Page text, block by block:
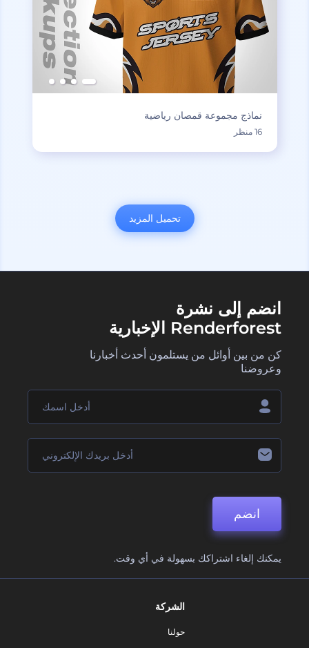
نماذج مجموعة قمصان رياضية
16 منظر
تحميل المزيد
انضم إلى نشرة
Renderforest الإخبارية
كن من بين أوائل من يستلمون أحدث أخبارنا
وعروضنا
انضم
يمكنك إلغاء اشتراكك بسهولة في أي وقت.
الشركة
حولنا